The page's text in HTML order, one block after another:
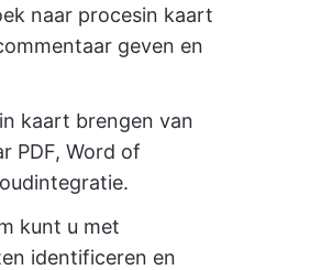
naar procesin kaart
geven en
kaart brengen van
PDF, Word of
kunt u met
identificeren en